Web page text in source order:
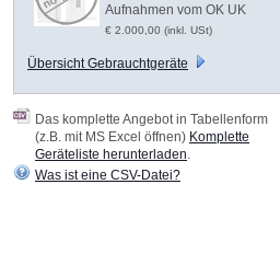
Aufnahmen vom OK UK
€ 2.000,00 (inkl. USt)
Übersicht Gebrauchtgeräte
Das komplette Angebot in Tabellenform
(z.B. mit MS Excel öffnen) Komplette
Geräteliste herunterladen
Was ist eine CSV-Datei?